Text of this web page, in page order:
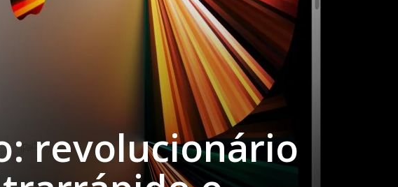
revolucionário